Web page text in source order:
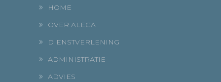
HOME
OVER ALEGA
DIENSTVERLENING
ADMINISTRATIE
ADVIES